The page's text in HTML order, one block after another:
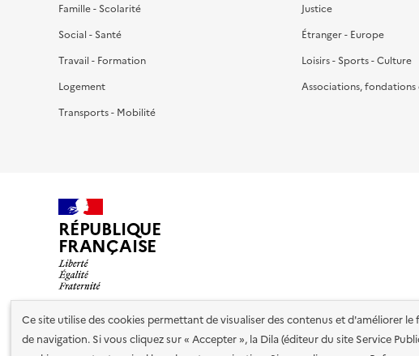
Ce site utilise des cookies permettant de visualiser des contenus et d'améliorer
de navigation. Si vous cliquez sur « Accepter », la Dila (éditeur du site Service
Famille - Scolarité
Social - Santé
Travail - Formation
Logement
Transports - Mobilité
Justice
Étranger - Europe
Loisirs - Sports - Culture
Associations,
RÉPUBLIQUE
FRANÇAISE
Nos partenaires